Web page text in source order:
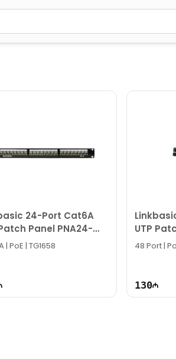
üçün Enter düyməsini basın
24-Port Cat6A
Panel PNA24-
| PoE | TG1658
UTP
style)
48 Port |
130